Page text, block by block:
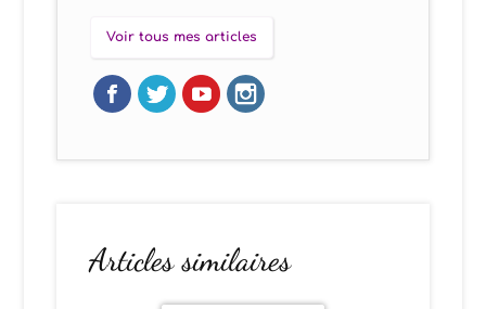
Voir tous mes articles
Articles similaires